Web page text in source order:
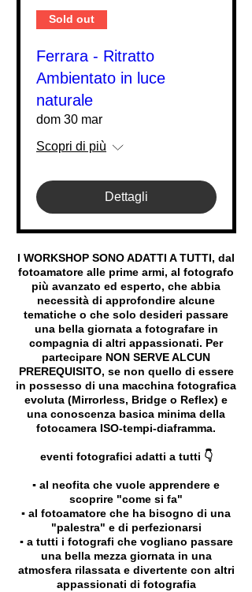
Sold out
Ferrara - Ritratto
Ambientato in luce
naturale
dom 30 mar
Scopri di più
Dettagli
I WORKSHOP SONO ADATTI A TUTTI, dal
fotoamatore alle prime armi, al fotografo
più avanzato ed esperto, che abbia
necessità di approfondire alcune
tematiche o che solo desideri passare
una bella giornata a fotografare in
compagnia di altri appassionati. Per
partecipare NON SERVE ALCUN
PREREQUISITO, se non quello di essere
in possesso di una macchina fotografica
evoluta (Mirrorless, Bridge o Reflex) e
una conoscenza basica minima della
fotocamera ISO-tempi-diaframma.
eventi fotografici adatti a tutti 👇
▪️ al neofita che vuole apprendere e
scoprire "come si fa"
▪️ al fotoamatore che ha bisogno di una
"palestra" e di perfezionarsi
▪️ a tutti i fotografi che vogliano passare
una bella mezza giornata in una
atmosfera rilassata e divertente con altri
appassionati di fotografia